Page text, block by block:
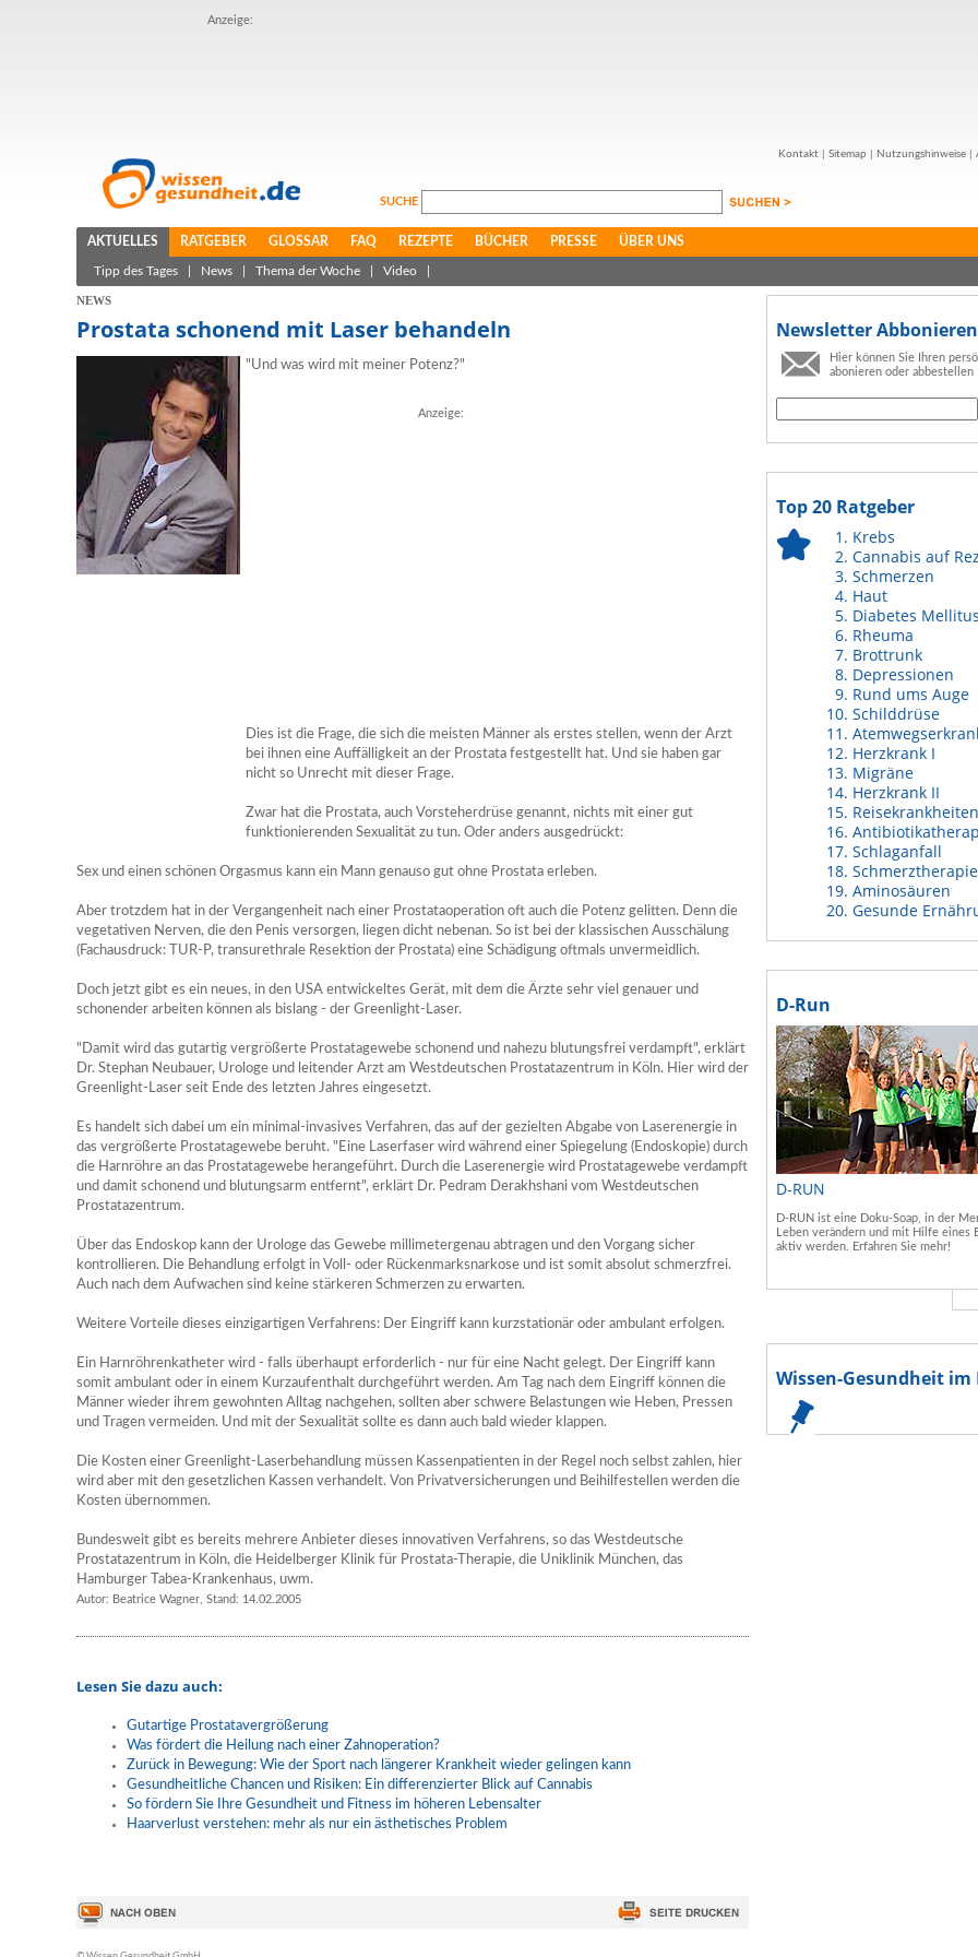
Anzeige:
Kontakt Sitemap Nutzungshinweise
SUCHE
AKTUELLES RATGEBER GLOSSAR FAQ REZEPTE BÜCHER PRESSE ÜBER UNS
Tipp des Tages News Thema der Woche Video
NEWS
Prostata schonend mit Laser behandeln
"Und was wird mit meiner Potenz?"
Anzeige:
Dies ist die Frage, die sich die meisten Männer als erstes stellen, wenn der Arzt
bei ihnen eine Auffälligkeit an der Prostata festgestellt hat. Und sie haben gar
nicht so Unrecht mit dieser Frage.
Zwar hat die Prostata, auch Vorsteherdrüse genannt, nichts mit einer gut
funktionierenden Sexualität zu tun. Oder anders ausgedrückt:
Sex und einen schönen Orgasmus kann ein Mann genauso gut ohne Prostata erleben.
Aber trotzdem hat in der Vergangenheit nach einer Prostataoperation oft auch die Potenz gelitten. Denn die
vegetativen Nerven, die den Penis versorgen, liegen dicht nebenan. So ist bei der klassischen Ausschälung
(Fachausdruck: TUR-P, transurethrale Resektion der Prostata) eine Schädigung oftmals unvermeidlich.
Doch jetzt gibt es ein neues, in den USA entwickeltes Gerät, mit dem die Ärzte sehr viel genauer und
schonender arbeiten können als bislang - der Greenlight-Laser.
"Damit wird das gutartig vergrößerte Prostatagewebe schonend und nahezu blutungsfrei verdampft", erklärt
Dr. Stephan Neubauer, Urologe und leitender Arzt am Westdeutschen Prostatazentrum in Köln. Hier wird der
Greenlight-Laser seit Ende des letzten Jahres eingesetzt.
Es handelt sich dabei um ein minimal-invasives Verfahren, das auf der gezielten Abgabe von Laserenergie in
das vergrößerte Prostatagewebe beruht. "Eine Laserfaser wird während einer Spiegelung (Endoskopie) durch
die Harnröhre an das Prostatagewebe herangeführt. Durch die Laserenergie wird Prostatagewebe verdampft
und damit schonend und blutungsarm entfernt", erklärt Dr. Pedram Derakhshani vom Westdeutschen
Prostatazentrum.
Über das Endoskop kann der Urologe das Gewebe millimetergenau abtragen und den Vorgang sicher
kontrollieren. Die Behandlung erfolgt in Voll- oder Rückenmarksnarkose und ist somit absolut schmerzfrei.
Auch nach dem Aufwachen sind keine stärkeren Schmerzen zu erwarten.
Weitere Vorteile dieses einzigartigen Verfahrens: Der Eingriff kann kurzstationär oder ambulant erfolgen.
Ein Harnröhrenkatheter wird - falls überhaupt erforderlich - nur für eine Nacht gelegt. Der Eingriff kann
somit ambulant oder in einem Kurzaufenthalt durchgeführt werden. Am Tag nach dem Eingriff können die
Männer wieder ihrem gewohnten Alltag nachgehen, sollten aber schwere Belastungen wie Heben, Pressen
und Tragen vermeiden. Und mit der Sexualität sollte es dann auch bald wieder klappen.
Die Kosten einer Greenlight-Laserbehandlung müssen Kassenpatienten in der Regel noch selbst zahlen, hier
wird aber mit den gesetzlichen Kassen verhandelt. Von Privatversicherungen und Beihilfestellen werden die
Kosten übernommen.
Bundesweit gibt es bereits mehrere Anbieter dieses innovativen Verfahrens, so das Westdeutsche
Prostatazentrum in Köln, die Heidelberger Klinik für Prostata-Therapie, die Uniklinik München, das
Hamburger Tabea-Krankenhaus, uwm.
Autor: Beatrice Wagner, Stand: 14.02.2005
Lesen Sie dazu auch:
Gutartige Prostatavergrößerung
Was fördert die Heilung nach einer Zahnoperation?
Zurück in Bewegung: Wie der Sport nach längerer Krankheit wieder gelingen kann
Gesundheitliche Chancen und Risiken: Ein differenzierter Blick auf Cannabis
So fördern Sie Ihre Gesundheit und Fitness im höheren Lebensalter
Haarverlust verstehen: mehr als nur ein ästhetisches Problem
Newsletter Abbonieren
Hier können Sie Ihren
abonieren oder abbestellen
Top 20 Ratgeber
Krebs
Cannabis auf
Schmerzen
Haut
Diabetes Mellitus
Rheuma
Brottrunk
Depressionen
Rund ums Auge
Schilddrüse
Herzkrank I
Migräne
Herzkrank II
Reisekrankheiten
Schlaganfall
Schmerztherapie
Aminosäuren
Gesunde
D-Run
D-RUN
D-RUN ist eine Doku-Soap, in der
Leben verändern und mit Hilfe eines
aktiv werden. Erfahren Sie mehr!
Wissen-Gesundheit im